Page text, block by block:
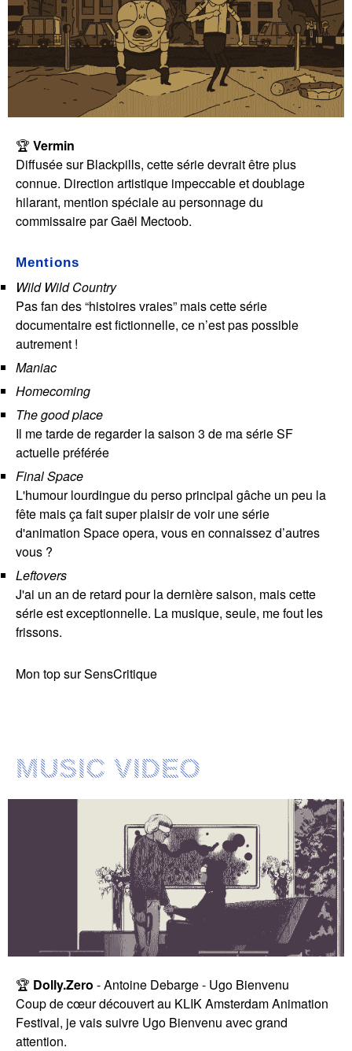
🏆 Vermin
Diffusée sur Blackpills, cette série devrait être plus
connue. Direction artistique impeccable et doublage
hilarant, mention spéciale au personnage du
commissaire par Gaël Mectoob.
Mentions
Wild Wild Country
Pas fan des “histoires vraies” mais cette série
documentaire est fictionnelle, ce n’est pas possible
autrement !
Maniac
Homecoming
The good place
Il me tarde de regarder la saison 3 de ma série SF
actuelle préférée
Final Space
L'humour lourdingue du perso principal gâche un peu la
fête mais ça fait super plaisir de voir une série
d'animation Space opera, vous en connaissez d’autres
vous ?
Leftovers
J'ai un an de retard pour la dernière saison, mais cette
série est exceptionnelle. La musique, seule, me fout les
frissons.
Mon top sur SensCritique
MUSIC VIDEO
🏆 Dolly.Zero - Antoine Debarge - Ugo Bienvenu
Coup de cœur découvert au KLIK Amsterdam Animation
Festival, je vais suivre Ugo Bienvenu avec grand
attention.